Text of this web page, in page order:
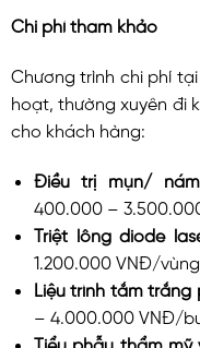
Chi phí tham khảo
Chương trình chi phí
hoạt, thường xuyên đi
cho khách hàng:
Điều trị mụn/
400.000 –
Triệt lông diode
1.200.000 VNĐ/vùng
Liệu trình tắm trắng
– 4.000.000 VNĐ/
Tiểu phẫu thẩm mỹ